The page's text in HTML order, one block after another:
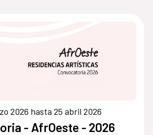
2026 hasta 25 abril 2026
- AfrOeste - 2026